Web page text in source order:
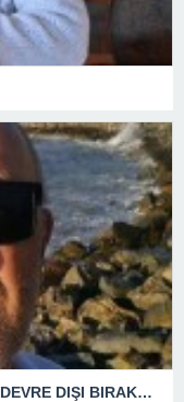
BASKIN BİR SEÇİMLE “YENİ PARTİ”Yİ DEVRE DIŞI BIRAKMAK İÇİN DÜĞMEYE Mİ BASILDI?